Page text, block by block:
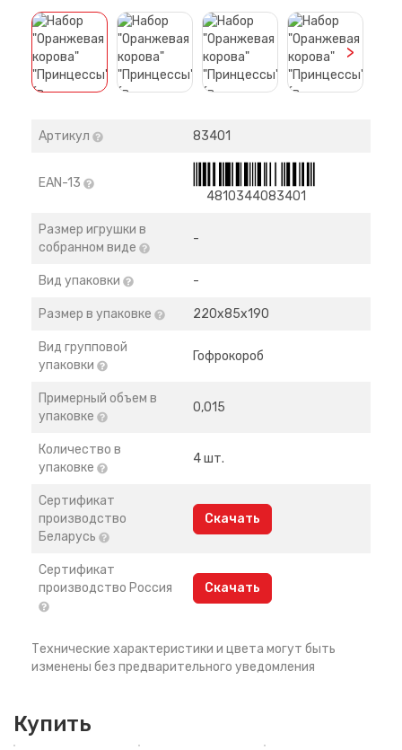
>
Артикул 83401
EAN-13
4810344083401
Размер игрушки в
собранном виде
-
Вид упаковки -
Размер в упаковке 220х85х190
Вид групповой
упаковки
Гофрокороб
Примерный объем в
упаковке
0,015
Количество в
упаковке
4 шт.
Сертификат
производство
Беларусь
Скачать
Сертификат
производство Россия
Скачать
Технические характеристики и цвета могут быть
изменены без предварительного уведомления
Купить